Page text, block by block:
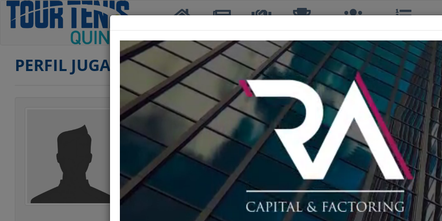
Inicio Noticias TTQ Torneos Interclubes Ranking
PERFIL JUGADOR
Jugador
CARLOS VARAS GUTIERREZ
Categoría
4º, 4º DOBLES
34 años
Club
TOUR TENIS QUINTA
Ranking TERCERA
161º
Ranking CUARTA
29º
164 cm
Peso
70 kg
Estilo Juego
DIESTRO, REVÉS A UNA MANO, ESTILO:
CANCHA